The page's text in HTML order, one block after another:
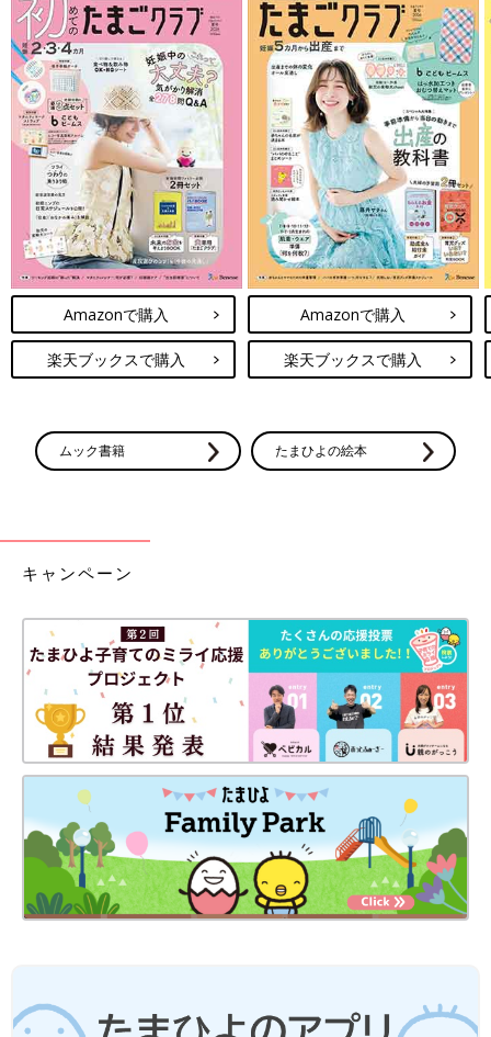
Amazonで購入
楽天ブックスで購入
Amazonで購入
楽天ブックスで購入
ムック書籍 たまひよの絵本
キャンペーン